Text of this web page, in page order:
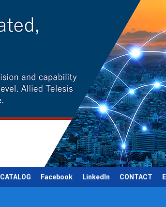
CATALOG Facebook LinkedIn CONTACT